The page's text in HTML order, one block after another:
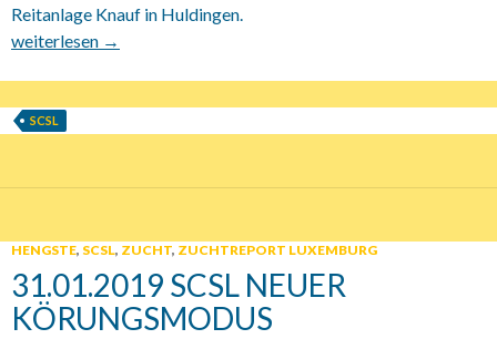
Reitanlage Knauf in Huldingen.
01.05.2019 SCSL Saut en Liberté
weiterlesen →
SCSL
HENGSTE, SCSL, ZUCHT, ZUCHTREPORT LUXEMBURG
31.01.2019 SCSL NEUER
KÖRUNGSMODUS